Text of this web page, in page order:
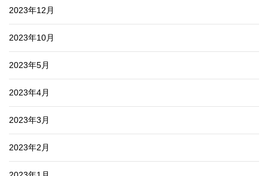
2023年12月
2023年10月
2023年5月
2023年4月
2023年3月
2023年2月